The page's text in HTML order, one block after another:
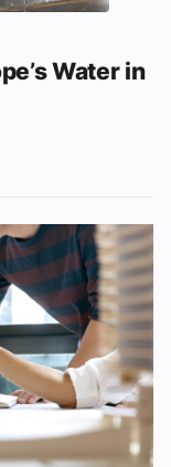
Water in